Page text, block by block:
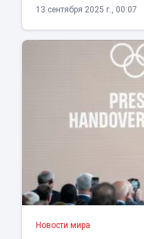
13 сентября 2025 г., 00:07
Новости мира